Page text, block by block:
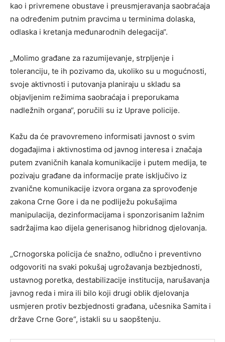
kao i privremene obustave i preusmjeravanja saobraćaja
na određenim putnim pravcima u terminima dolaska,
odlaska i kretanja međunarodnih delegacija“.
„Molimo građane za razumijevanje, strpljenje i
toleranciju, te ih pozivamo da, ukoliko su u mogućnosti,
svoje aktivnosti i putovanja planiraju u skladu sa
objavljenim režimima saobraćaja i preporukama
nadležnih organa“, poručili su iz Uprave policije.
Kažu da će pravovremeno informisati javnost o svim
događajima i aktivnostima od javnog interesa i značaja
putem zvaničnih kanala komunikacije i putem medija, te
pozivaju građane da informacije prate isključivo iz
zvanične komunikacije izvora organa za sprovođenje
zakona Crne Gore i da ne podliježu pokušajima
manipulacija, dezinformacijama i sponzorisanim lažnim
sadržajima kao dijela generisanog hibridnog djelovanja.
„Crnogorska policija će snažno, odlučno i preventivno
odgovoriti na svaki pokušaj ugrožavanja bezbjednosti,
ustavnog poretka, destabilizacije institucija, narušavanja
javnog reda i mira ili bilo koji drugi oblik djelovanja
usmjeren protiv bezbjednosti građana, učesnika Samita i
države Crne Gore“, istakli su u saopštenju.